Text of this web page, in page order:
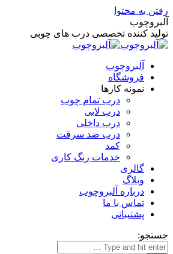
رفتن به محتوا
آلبروچوب
تولید کننده تخصصی درب های چوبی
آلبروچوب
فروشگاه
نمونه کارها
درب تمام چوب
درب لابی
درب داخلی
درب ضد سرقت
کمد
خدمات رنگ کاری
گالری
وبلاگ
درباره آلبروچوب
تماس با ما
پشتیبانی
جستجو: